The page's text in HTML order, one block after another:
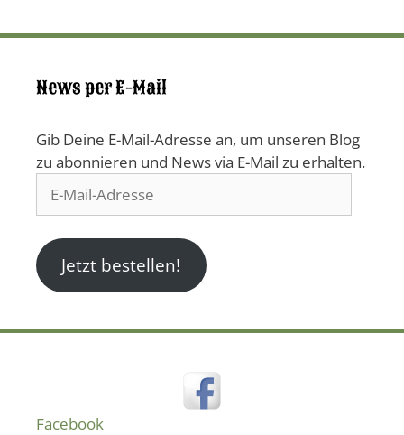
News per E-Mail
Gib Deine E-Mail-Adresse an, um unseren Blog
zu abonnieren und News via E-Mail zu erhalten.
Mail-
Jetzt bestellen!
Facebook